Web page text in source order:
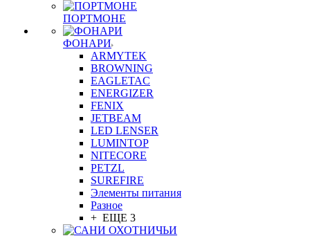
ПОРТМОНЕ
ФОНАРИ
ARMYTEK
BROWNING
EAGLETAC
ENERGIZER
FENIX
JETBEAM
LED LENSER
LUMINTOP
NITECORE
PETZL
SUREFIRE
Элементы питания
Разное
+ ЕЩЕ 3